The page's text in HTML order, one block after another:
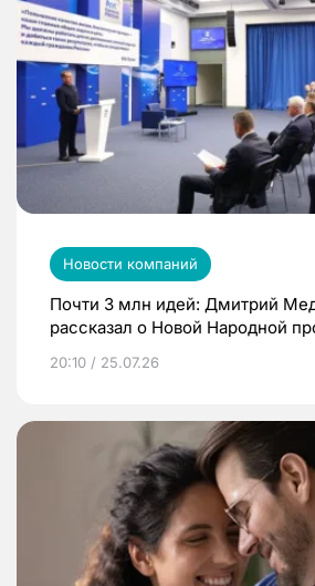
Новости компаний
Почти 3 млн идей: Дмитрий
рассказал о Новой Народной
20:10 / 25.07.26